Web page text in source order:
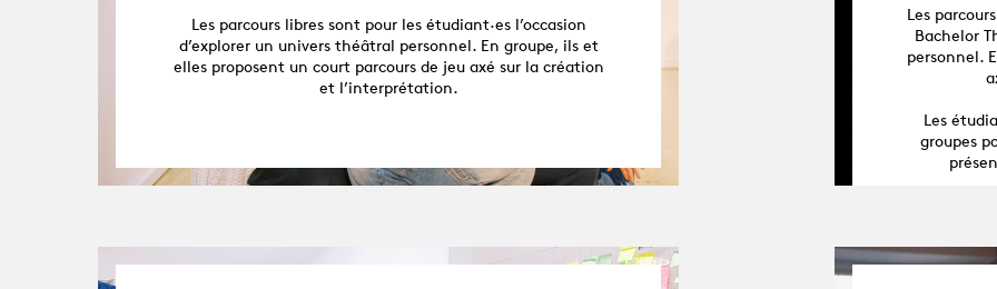
Les parcours libres sont pour les étudiant·es l’occasion
d’explorer un univers théâtral personnel. En groupe, ils et
elles proposent un court parcours de jeu axé sur la création
et l’interprétation.
Les
Bachelor
personnel.
Les
groupes